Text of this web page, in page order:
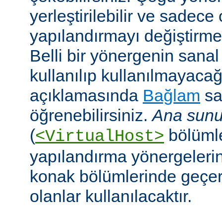
yerleştirilebilir ve sadece
yapılandırmayı
Belli bir yönergenin
kullanılıp
açıklamasında Bağlam
öğrenebilirsiniz.Ana
(<VirtualHost>
yapılandırma
konak bölümlerinde
olanlar kullanılacaktır.